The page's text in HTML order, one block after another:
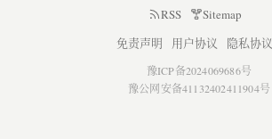
RSS
Sitemap
免责声明
用户协议 隐私协议
豫ICP备2024069686号
豫公网安备41132402411904号